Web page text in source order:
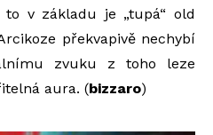
v základu je „tupá“ old
překvapivě nechybí
zvuku z toho leze
aura. (bizzaro)